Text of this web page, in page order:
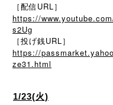
［配信URL］
https://
s2Ug
［投げ銭URL］
https://
ze31.html
1/23(火)